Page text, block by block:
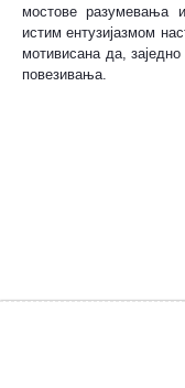
мостове разумевања
истим ентузијазмом
мотивисана да,
повезивања.